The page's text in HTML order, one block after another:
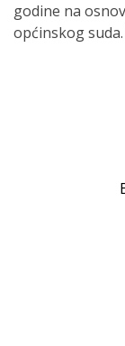
godine na
općinskog